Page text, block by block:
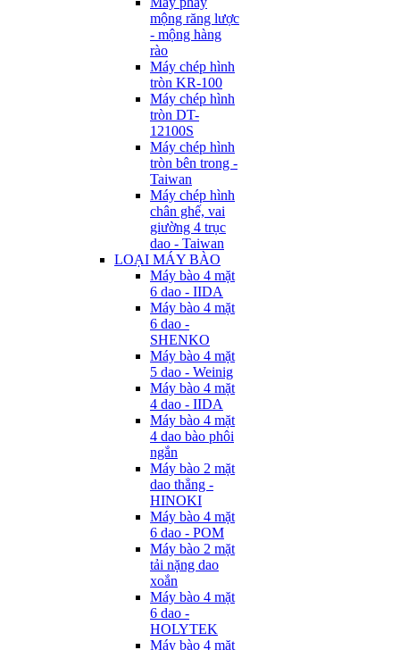
mộng răng lược
- mộng hàng
rào
Máy chép hình
tròn KR-100
Máy chép hình
tròn DT-
12100S
Máy chép hình
tròn bên trong -
Taiwan
Máy chép hình
chân ghế, vai
giường 4 trục
dao - Taiwan
LOẠI MÁY BÀO
Máy bào 4 mặt
6 dao - IIDA
Máy bào 4 mặt
6 dao -
SHENKO
Máy bào 4 mặt
5 dao - Weinig
Máy bào 4 mặt
4 dao - IIDA
Máy bào 4 mặt
4 dao bào phôi
ngắn
Máy bào 2 mặt
dao thẳng -
HINOKI
Máy bào 4 mặt
6 dao - POM
Máy bào 2 mặt
tải nặng dao
xoắn
Máy bào 4 mặt
6 dao -
HOLYTEK
Máy bào 4 mặt